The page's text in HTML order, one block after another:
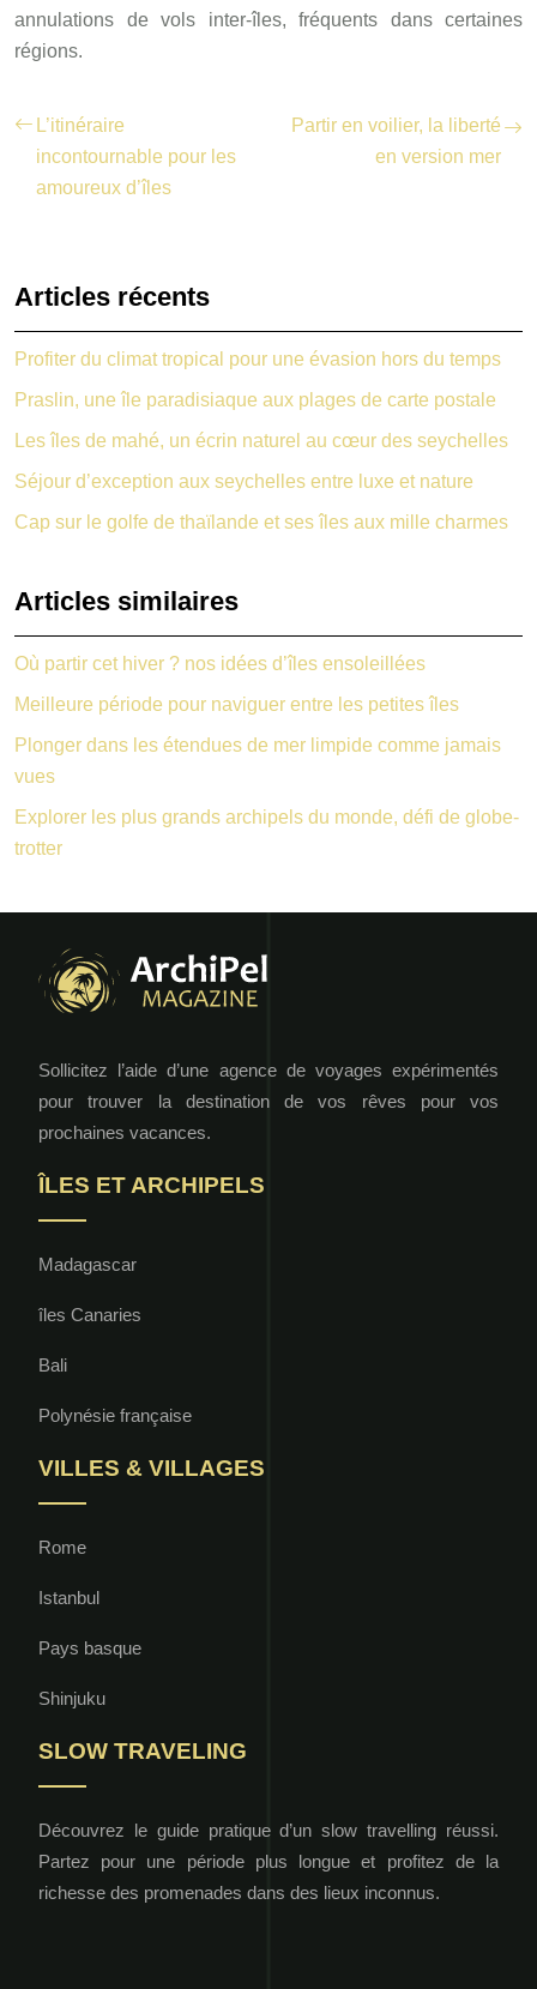
annulations de vols inter-îles, fréquents dans certaines
régions.
L’itinéraire
incontournable pour les
amoureux d’îles
Partir en voilier, la liberté
en version mer
Articles récents
Profiter du climat tropical pour une évasion hors du temps
Praslin, une île paradisiaque aux plages de carte postale
Les îles de mahé, un écrin naturel au cœur des seychelles
Séjour d’exception aux seychelles entre luxe et nature
Cap sur le golfe de thaïlande et ses îles aux mille charmes
Articles similaires
Où partir cet hiver ? nos idées d’îles ensoleillées
Meilleure période pour naviguer entre les petites îles
Plonger dans les étendues de mer limpide comme jamais
vues
Explorer les plus grands archipels du monde, défi de globe-
trotter
Sollicitez l’aide d’une agence de voyages expérimentés
pour trouver la destination de vos rêves pour vos
prochaines vacances.
ÎLES ET ARCHIPELS
Madagascar
îles Canaries
Bali
Polynésie française
VILLES & VILLAGES
Rome
Istanbul
Pays basque
Shinjuku
SLOW TRAVELING
Découvrez le guide pratique d’un slow travelling réussi.
Partez pour une période plus longue et profitez de la
richesse des promenades dans des lieux inconnus.